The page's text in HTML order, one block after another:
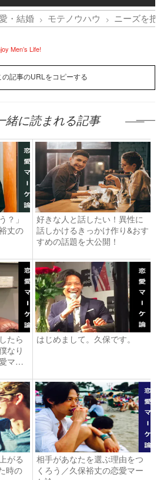
・結婚 モテノウハウ ニーズを把
Men’s Life!
の記事のURLをコピーする
緒に読まれる記事
？」
丈の
好きな人と話したい！異性に
話しかけるきっかけ作り&おす
すめの話題を大公開！
たら
なり
マー
はじめまして。久保です。
がる
時の
相手があなたを選ぶ理由をつ
くろう／久保裕丈の恋愛マー